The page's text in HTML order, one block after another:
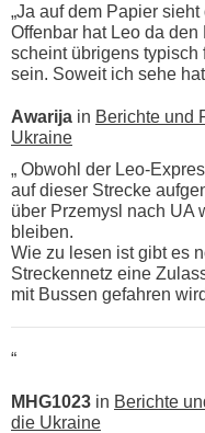
„Ja auf dem Papier
Offenbar hat Leo da
scheint übrigens typisch
sein. Soweit ich sehe hat
Awarija in Berichte und
Ukraine
„ Obwohl der Leo-
auf dieser Strecke
über Przemysl nach UA
bleiben.
Wie zu lesen ist gibt es
Streckennetz eine
mit Bussen gefahren
“
MHG1023 in Berichte
die Ukraine